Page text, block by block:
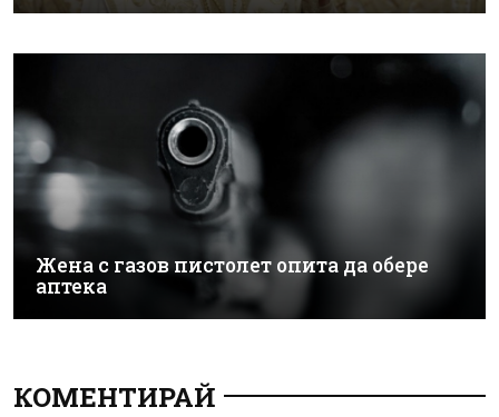
Жена с газов пистолет опита да обере
аптека
КОМЕНТИРАЙ